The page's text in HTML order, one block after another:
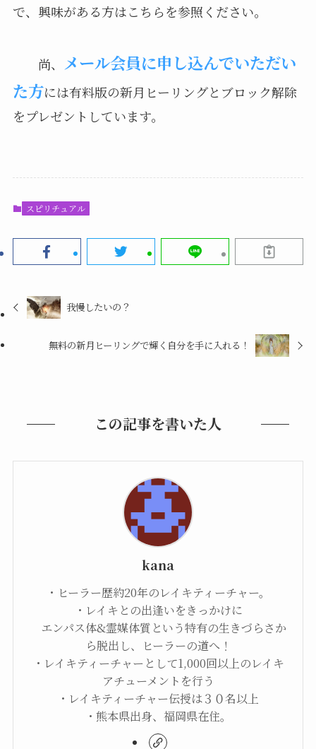
で、興味がある方はこちらを参照ください。
尚、
メール会員に申し込んでいただい
た方には有料版の新月ヒーリングとブロック解除
をプレゼントしています。
スピリチュアル
我慢したいの？
無料の新月ヒーリングで輝く自分を手に入れる！
この記事を書いた人
kana
・ヒーラー歴約20年のレイキティーチャー。
・レイキとの出逢いをきっかけに
エンパス体&霊媒体質という特有の生きづらさか
ら脱出し、ヒーラーの道へ！
・レイキティーチャーとして1,000回以上のレイキ
アチューメントを行う
・レイキティーチャー伝授は３０名以上
・熊本県出身、福岡県在住。